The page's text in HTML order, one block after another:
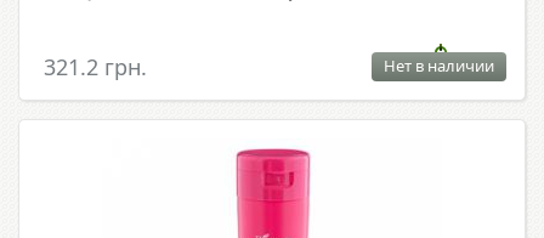
321.2 грн. Нет в наличии